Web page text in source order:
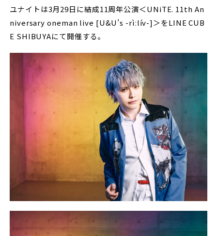
ユナイトは3月29日に結成11周年公演＜UNiTE. 11th An
niversary oneman live [U&U’s -rìːlív-]＞をLINE CUB
E SHIBUYAにて開催する。